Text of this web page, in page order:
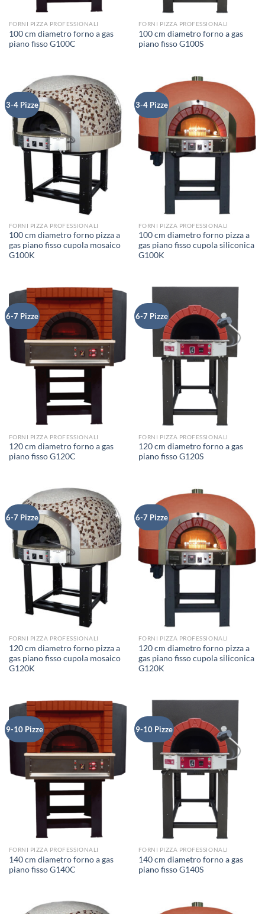
FORNI PIZZA PROFESSIONALI
100 cm diametro forno a gas
piano fisso G100C
FORNI PIZZA PROFESSIONALI
100 cm diametro forno a gas
piano fisso G100S
3-4 Pizze
FORNI PIZZA PROFESSIONALI
100 cm diametro forno pizza a
gas piano fisso cupola mosaico
G100K
3-4 Pizze
FORNI PIZZA PROFESSIONALI
100 cm diametro forno pizza a
gas piano fisso cupola siliconica
G100K
6-7 Pizze
FORNI PIZZA PROFESSIONALI
120 cm diametro forno a gas
piano fisso G120C
6-7 Pizze
FORNI PIZZA PROFESSIONALI
120 cm diametro forno a gas
piano fisso G120S
6-7 Pizze
FORNI PIZZA PROFESSIONALI
120 cm diametro forno pizza a
gas piano fisso cupola mosaico
G120K
6-7 Pizze
FORNI PIZZA PROFESSIONALI
120 cm diametro forno pizza a
gas piano fisso cupola siliconica
G120K
9-10 Pizze
FORNI PIZZA PROFESSIONALI
140 cm diametro forno a gas
piano fisso G140C
9-10 Pizze
FORNI PIZZA PROFESSIONALI
140 cm diametro forno a gas
piano fisso G140S